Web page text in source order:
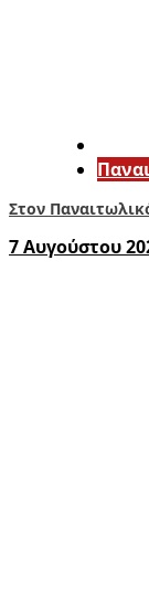
Στον
7 Αυγούστου